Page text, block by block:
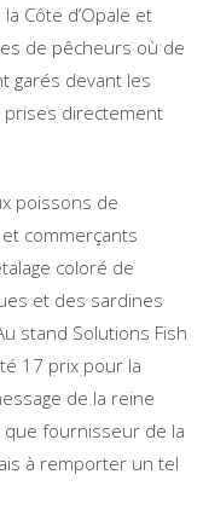
Côte d’Opale et
de pêcheurs où de
garés devant les
directement
poissons de
commerçants
coloré de
et des sardines
stand Solutions Fish
17 prix pour la
de la reine
que fournisseur de la
à remporter un tel